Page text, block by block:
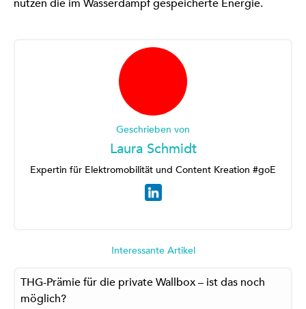
nutzen die im Wasserdampf gespeicherte Energie.
Geschrieben von
Laura Schmidt
Expertin für Elektromobilität und Content Kreation #goE
Interessante Artikel
THG-Prämie für die private Wallbox – ist das noch
möglich?